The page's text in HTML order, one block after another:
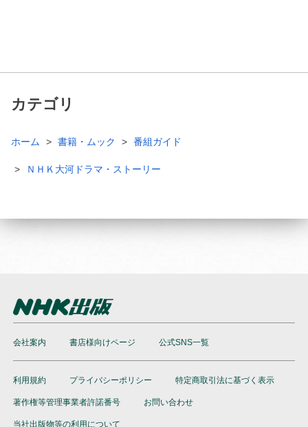
カテゴリ
ホーム 書籍・ムック 番組ガイド
ＮＨＫ大河ドラマ・ストーリー
会社案内 書店様向けページ 公式SNS一覧
利用規約 プライバシーポリシー 特定商取引法に基づく表示
著作権等管理事業者許諾番号 お問い合わせ
当社出版物等の利用について